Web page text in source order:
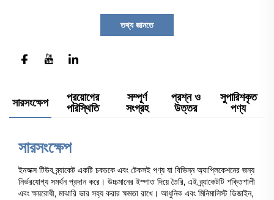
তথ্য জানতে
সারসংক্ষেপ
প্রয়োগের
পরিস্থিতি
সম্পূর্ণ
সংগ্রহ
প্রশ্ন ও
উত্তর
সুপারিশকৃত
পণ্য
সারসংক্ষেপ
ইনঅক্স টিউব ব্র্যাকেট একটি চকচকে এবং টেকসই পণ্য যা বিভিন্ন অ্যাপ্লিকেশনের জন্য
নির্ভরযোগ্য সমর্থন প্রদান করে। উচ্চমানের ইস্পাত দিয়ে তৈরি, এই ব্র্যাকেটটি শক্তিশালী
এবং ক্ষয়রোধী, মাঝারি ভার সহ্য করার ক্ষমতা রাখে। আধুনিক এবং মিনিমালিস্ট ডিজাইন,